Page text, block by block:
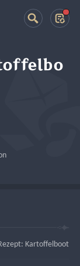
Kartoffelboot